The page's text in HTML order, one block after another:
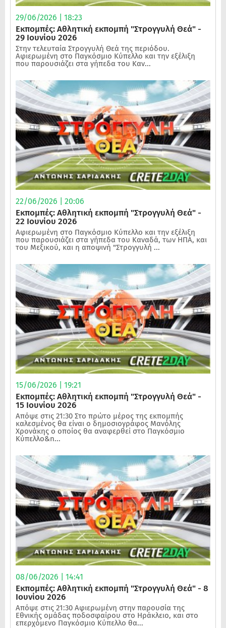
29/06/2026 | 18:23
Εκπομπές: Αθλητική εκπομπή "Στρογγυλή Θεά" -
29 Ιουνίου 2026
Στην τελευταία Στρογγυλή Θεά της περιόδου.
Αφιερωμένη στο Παγκόσμιο Κύπελλο και την εξέλιξη
που παρουσιάζει στα γήπεδα του Καν...
22/06/2026 | 20:06
Εκπομπές: Αθλητική εκπομπή "Στρογγυλή Θεά" -
22 Ιουνίου 2026
Αφιερωμένη στο Παγκόσμιο Κύπελλο και την εξέλιξη
που παρουσιάζει στα γήπεδα του Καναδά, των ΗΠΑ, και
του Μεξικού, και η αποψινή "Στρογγυλή ...
15/06/2026 | 19:21
Εκπομπές: Αθλητική εκπομπή "Στρογγυλή Θεά" -
15 Ιουνίου 2026
Απόψε στις 21:30 Στο πρώτο μέρος της εκπομπής
καλεσμένος θα είναι ο δημοσιογράφος Μανόλης
Χρονάκης ο οποίος θα αναφερθεί στο Παγκόσμιο
Κύπελλο&n...
08/06/2026 | 14:41
Εκπομπές: Αθλητική εκπομπή "Στρογγυλή Θεά" - 8
Ιουνίου 2026
Απόψε στις 21:30 Αφιερωμένη στην παρουσία της
Εθνικής ομάδας ποδοσφαίρου στο Ηράκλειο, και στο
επερχόμενο Παγκόσμιο Κύπελλο θα...